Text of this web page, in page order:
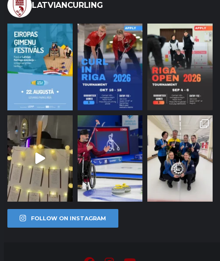
LATVIANCURLING
FOLLOW ON INSTAGRAM